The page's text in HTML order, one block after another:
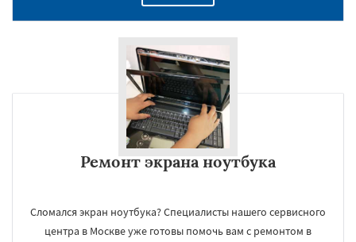
Ремонт экрана ноутбука
Сломался экран ноутбука? Специалисты нашего сервисного
центра в Москве уже готовы помочь вам с ремонтом в